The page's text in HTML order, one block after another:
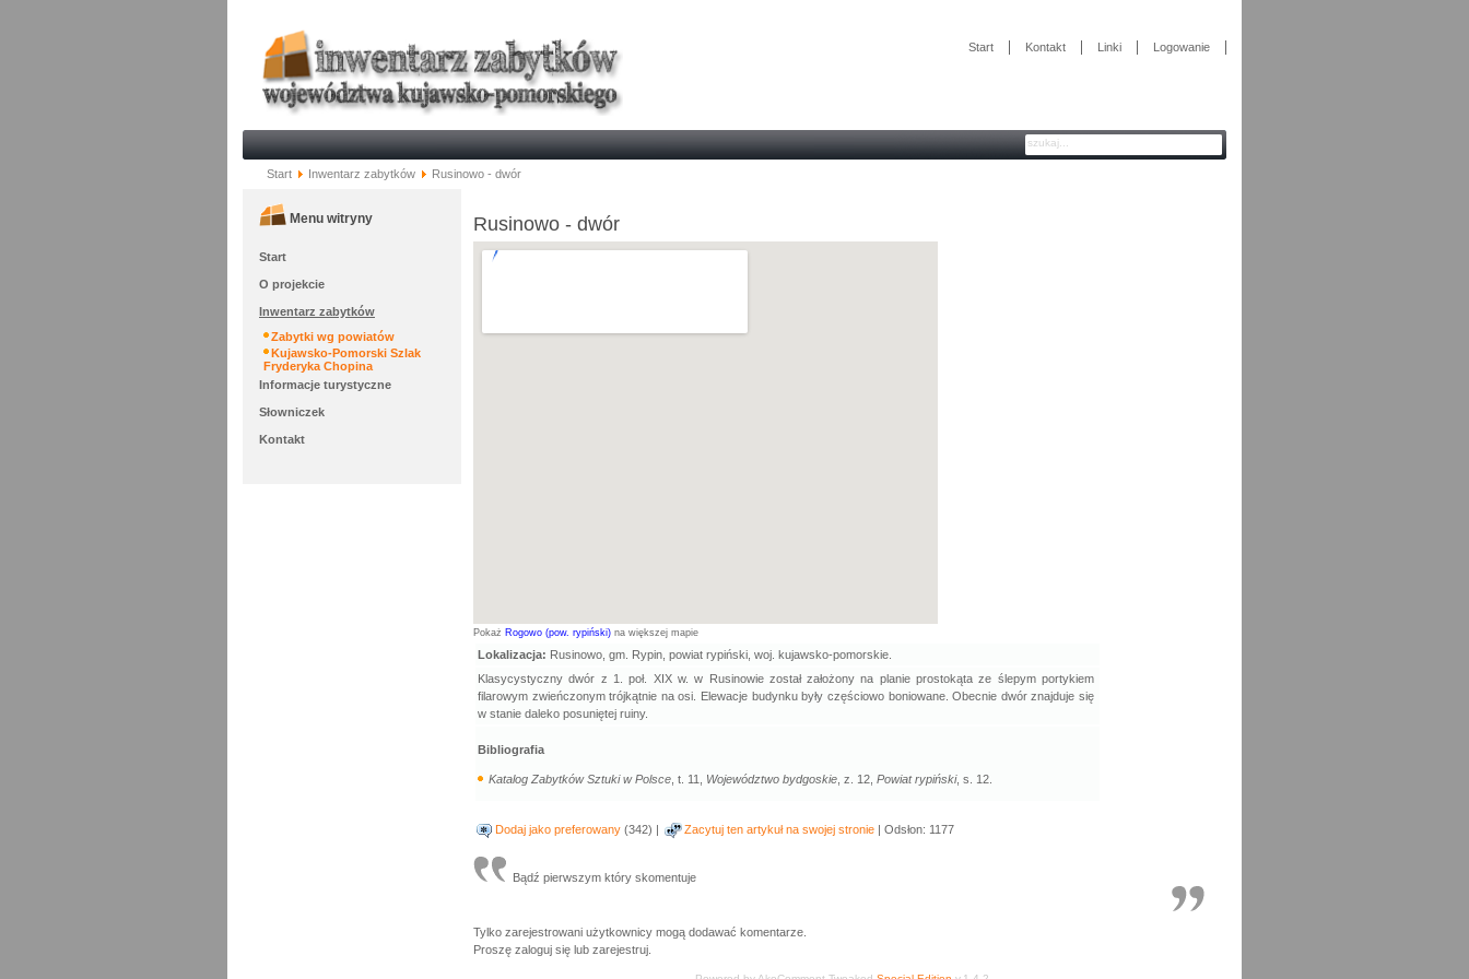
Start Kontakt Linki Logowanie
Start Inwentarz zabytków Rusinowo - dwór
Menu witryny
Start
O projekcie
Inwentarz zabytków
Zabytki wg powiatów
Kujawsko-Pomorski Szlak
Fryderyka Chopina
Informacje turystyczne
Słowniczek
Kontakt
Rusinowo - dwór
Pokaż Rogowo (pow. rypiński) na większej mapie
Lokalizacja: Rusinowo, gm. Rypin, powiat rypiński, woj. kujawsko-pomorskie.
Klasycystyczny dwór z 1. poł. XIX w. w Rusinowie został założony na planie prostokąta ze ślepym portykiem
filarowym zwieńczonym trójkątnie na osi. Elewacje budynku były częściowo boniowane. Obecnie dwór znajduje się
w stanie daleko posuniętej ruiny.
Bibliografia
Katalog Zabytków Sztuki w Polsce , t. 11, Województwo bydgoskie , z. 12, Powiat rypiński, s. 12.
Dodaj jako preferowany (342) | Zacytuj ten artykuł na swojej stronie | Odsłon: 1177
Bądź pierwszym który skomentuje
Tylko zarejestrowani użytkownicy mogą dodawać komentarze.
Proszę zaloguj się lub zarejestruj.